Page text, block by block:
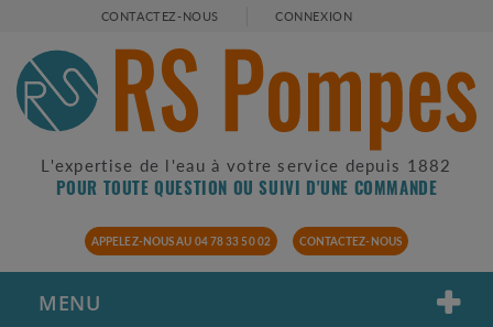
CONTACTEZ-NOUS CONNEXION
L'expertise de l'eau à votre service depuis 1882
POUR TOUTE QUESTION OU SUIVI D'UNE COMMANDE
APPELEZ-NOUS AU 04 78 33 50 02 CONTACTEZ-NOUS
MENU